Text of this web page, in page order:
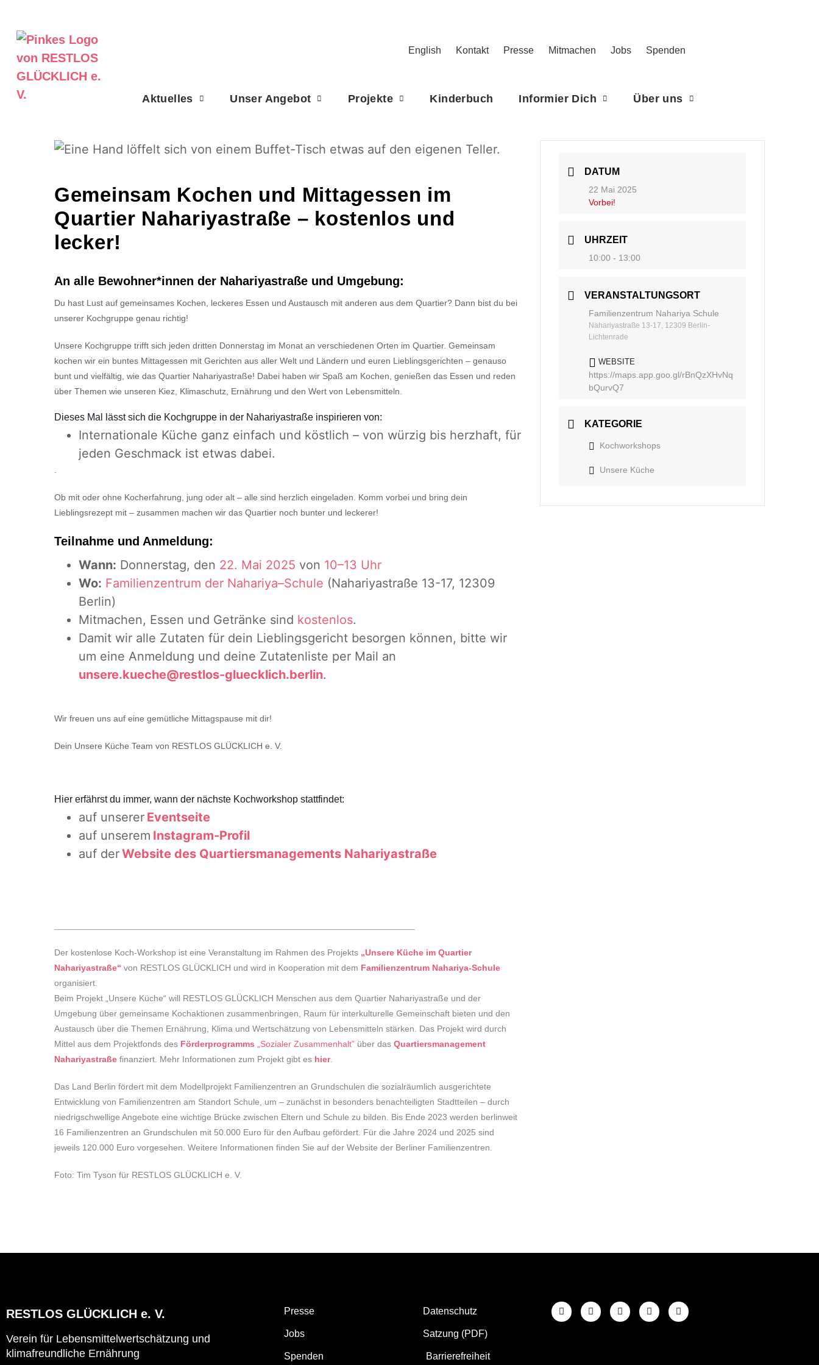
English Kontakt Presse Mitmachen Jobs Spenden
Aktuelles Unser Angebot Projekte Kinderbuch Informier Dich Über uns
Gemeinsam Kochen und Mittagessen im
Quartier Nahariyastraße – kostenlos und
lecker!
An alle Bewohner*innen der Nahariyastraße und Umgebung:
Du hast Lust auf gemeinsames Kochen, leckeres Essen und Austausch mit anderen aus dem Quartier? Dann bist du bei
unserer Kochgruppe genau richtig!
Unsere Kochgruppe trifft sich jeden dritten Donnerstag im Monat an verschiedenen Orten im Quartier. Gemeinsam
kochen wir ein buntes Mittagessen mit Gerichten aus aller Welt und Ländern und euren Lieblingsgerichten – genauso
bunt und vielfältig, wie das Quartier Nahariyastraße! Dabei haben wir Spaß am Kochen, genießen das Essen und reden
über Themen wie unseren Kiez, Klimaschutz, Ernährung und den Wert von Lebensmitteln.
Dieses Mal lässt sich die Kochgruppe in der Nahariyastraße inspirieren von:
Internationale Küche ganz einfach und köstlich – von würzig bis herzhaft, für
jeden Geschmack ist etwas dabei.
Ob mit oder ohne Kocherfahrung, jung oder alt – alle sind herzlich eingeladen. Komm vorbei und bring dein
Lieblingsrezept mit – zusammen machen wir das Quartier noch bunter und leckerer!
Teilnahme und Anmeldung:
Wann: Donnerstag, den 22. Mai 2025 von 10–13 Uhr
Wo: Familienzentrum der Nahariya–Schule (Nahariyastraße 13-17, 12309
Berlin)
Mitmachen, Essen und Getränke sind kostenlos.
Damit wir alle Zutaten für dein Lieblingsgericht besorgen können, bitte wir
um eine Anmeldung und deine Zutatenliste per Mail an
unsere.kueche@restlos-gluecklich.berlin.
Wir freuen uns auf eine gemütliche Mittagspause mit dir!
Dein Unsere Küche Team von RESTLOS GLÜCKLICH e. V.
Hier erfährst du immer, wann der nächste Kochworkshop stattfindet:
auf unserer Eventseite
auf unserem Instagram-Profil
auf derWebsite des Quartiersmanagements Nahariyastraße
Der kostenlose Koch-Workshop ist eine Veranstaltung im Rahmen des Projekts „Unsere Küche im Quartier
Nahariyastraße“ von RESTLOS GLÜCKLICH und wird in Kooperation mit dem Familienzentrum Nahariya-Schule
organisiert.
Beim Projekt „Unsere Küche“ will RESTLOS GLÜCKLICH Menschen aus dem Quartier Nahariyastraße und der
Umgebung über gemeinsame Kochaktionen zusammenbringen, Raum für interkulturelle Gemeinschaft bieten und den
Austausch über die Themen Ernährung, Klima und Wertschätzung von Lebensmitteln stärken. Das Projekt wird durch
Mittel aus dem Projektfonds des Förderprogramms „Sozialer Zusammenhalt” über das Quartiersmanagement
Nahariyastraße finanziert. Mehr Informationen zum Projekt gibt es hier.
Das Land Berlin fördert mit dem Modellprojekt Familienzentren an Grundschulen die sozialräumlich ausgerichtete
Entwicklung von Familienzentren am Standort Schule, um – zunächst in besonders benachteiligten Stadtteilen – durch
niedrigschwellige Angebote eine wichtige Brücke zwischen Eltern und Schule zu bilden. Bis Ende 2023 werden berlinweit
16 Familienzentren an Grundschulen mit 50.000 Euro für den Aufbau gefördert. Für die Jahre 2024 und 2025 sind
jeweils 120.000 Euro vorgesehen. Weitere Informationen finden Sie auf der Website der Berliner Familienzentren.
Foto: Tim Tyson für RESTLOS GLÜCKLICH e. V.
DATUM
22 Mai 2025
Vorbei!
UHRZEIT
10:00 - 13:00
VERANSTALTUNGSORT
Familienzentrum Nahariya Schule
Nahariyastraße 13-17, 12309 Berlin-
Lichtenrade
WEBSITE
https://maps.app.goo.gl/rBnQzXHvNq
bQurvQ7
KATEGORIE
Kochworkshops
Unsere Küche
RESTLOS GLÜCKLICH e. V.
Verein für Lebensmittelwertschätzung und
klimafreundliche Ernährung
Presse
Jobs
Spenden
Datenschutz
Satzung (PDF)
Barrierefreiheit